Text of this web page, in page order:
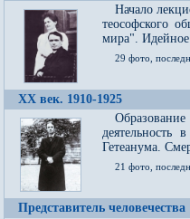
Начало
теософского
мира". Идейное
29 фото,
XX век. 1910-1925
Образование
деятельность
Гетеанума.
21 фото,
Представитель человечества